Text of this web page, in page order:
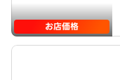
お店価格